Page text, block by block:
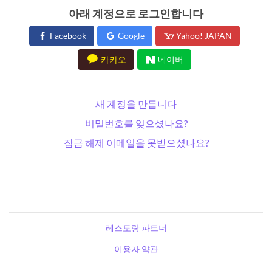
아래 계정으로 로그인합니다
Facebook Google Yahoo! JAPAN
카카오 네이버
새 계정을 만듭니다
비밀번호를 잊으셨나요?
잠금 해제 이메일을 못받으셨나요?
레스토랑 파트너
이용자 약관